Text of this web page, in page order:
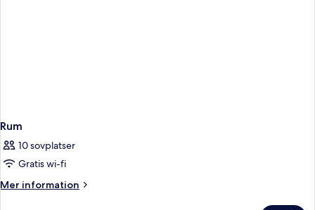
Rum
10 sovplatser
Gratis wi-fi
Mer information
Mer